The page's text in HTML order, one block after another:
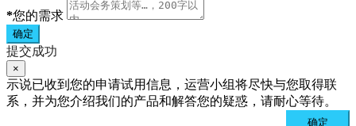
*您的需求
确定
提交成功
×
示说已收到您的申请试用信息，运营小组将尽快与您取得联
系，并为您介绍我们的产品和解答您的疑惑，请耐心等待。
确定